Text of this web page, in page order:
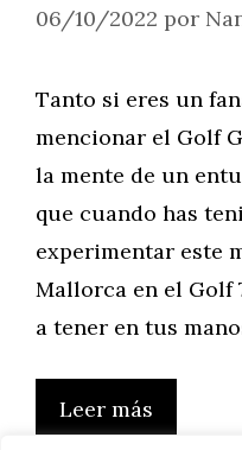
06/10/2022 por
Tanto si eres un
mencionar el Golf
la mente de un
que cuando has
experimentar este
Mallorca en el Golf
a tener en tus
Leer más